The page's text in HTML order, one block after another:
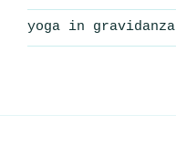
yoga in gravidanza